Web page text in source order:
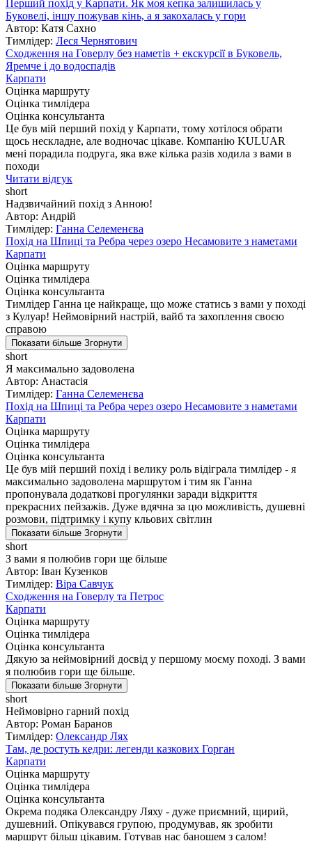
Перший похід у Карпати. Як моя кепка залишилась у
Буковелі, іншу пожував кінь, а я закохалась у гори
Автор: Катя Сахно
Тимлідер: Леся Чернятович
Сходження на Говерлу без наметів + екскурсії в Буковель,
Яремче і до водоспадів
Карпати
Оцінка маршруту
Оцінка тимлідера
Оцінка консультанта
Це був мій перший похід у Карпати, тому хотілося обрати
щось нескладне, але водночас цікаве. Компанію KULUAR
мені порадила подруга, яка вже кілька разів ходила з вами в
походи
Читати відгук
short
Надзвичайний похід з Анною!
Автор: Андрій
Тимлідер: Ганна Селеменєва
Похід на Шпиці та Ребра через озеро Несамовите з наметами
Карпати
Оцінка маршруту
Оцінка тимлідера
Оцінка консультанта
Тимлідер Ганна це найкраще, що може статись з вами у поході
з Кулуар! Неймовірний настрій, вайб та захоплення своєю
справою
Показати більше Згорнути
short
Я максимально задоволена
Автор: Анастасія
Тимлідер: Ганна Селеменєва
Похід на Шпиці та Ребра через озеро Несамовите з наметами
Карпати
Оцінка маршруту
Оцінка тимлідера
Оцінка консультанта
Це був мій перший похід і велику роль відіграла тимлідер - я
максимально задоволена маршрутом і тим як Ганна
пропонувала додаткові прогулянки заради відкриття
прекрасних пейзажів. Дуже вдячна за цю можливість, душевні
розмови, підтримку і купу кльових світлин
Показати більше Згорнути
short
З вами я полюбив гори ще більше
Автор: Іван Кузенков
Тимлідер: Віра Савчук
Сходження на Говерлу та Петрос
Карпати
Оцінка маршруту
Оцінка тимлідера
Оцінка консультанта
Дякую за неймовірний досвід у першому моєму поході. З вами
я полюбив гори ще більше.
Показати більше Згорнути
short
Неймовірно гарний похід
Автор: Роман Баранов
Тимлідер: Олександр Лях
Там, де ростуть кедри: легенди казкових Горган
Карпати
Оцінка маршруту
Оцінка тимлідера
Оцінка консультанта
Окрема подяка Олександру Ляху - дуже приємний, щирий,
душевний. Опікувався групою, продумував, як зробити
маршрут більш цікавим. Готував нас баношем з салом!